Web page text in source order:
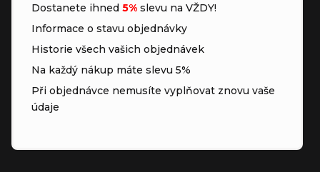
Dostanete ihned 5% slevu na VŽDY!
Informace o stavu objednávky
Historie všech vašich objednávek
Na každý nákup máte slevu 5%
Při objednávce nemusíte vyplňovat znovu vaše
údaje